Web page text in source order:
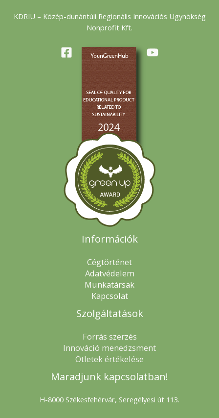
KDRIÜ – Közép-dunántúli Regionális Innovációs Ügynökség
Nonprofit Kft.
Információk
Cégtörténet
Adatvédelem
Munkatársak
Kapcsolat
Szolgáltatások
Forrás szerzés
Innováció menedzsment
Ötletek értékelése
Maradjunk kapcsolatban!
H-8000 Székesfehérvár, Seregélyesi út 113.